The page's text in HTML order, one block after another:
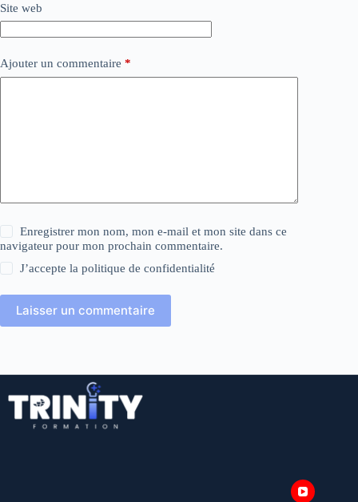
Site web
Ajouter un commentaire *
Enregistrer mon nom, mon e-mail et mon site dans ce
navigateur pour mon prochain commentaire.
J’accepte lapolitique de confidentialité
Laisser un commentaire